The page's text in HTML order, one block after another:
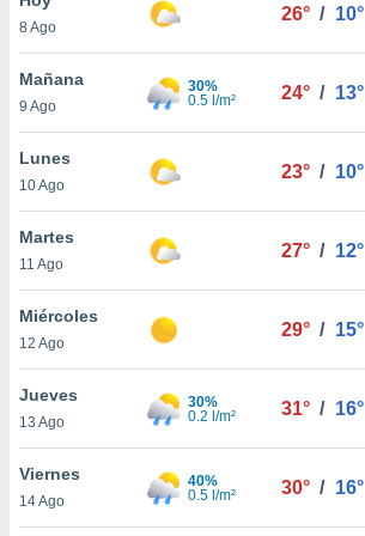
en
más
nuestra
de
cookies
aceptar
8 Ago
26° / 10°
Mañana
9 Ago
30%
0.5 l/m²
24° / 13°
Lunes
10 Ago
23° / 10°
Martes
11 Ago
27° / 12°
Miércoles
12 Ago
29° / 15°
Jueves
13 Ago
30%
0.2 l/m²
31° / 16°
Viernes
14 Ago
40%
0.5 l/m²
30° / 16°